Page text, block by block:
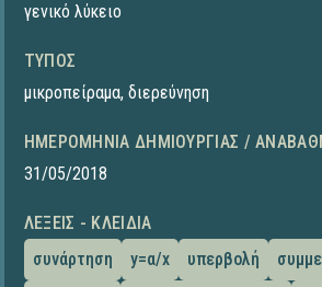
γενικό λύκειο
ΤΎΠΟΣ
μικροπείραμα, διερεύνηση
ΗΜΕΡΟΜΗΝΊΑ ΔΗΜΙΟΥΡΓΊΑΣ /
31/05/2018
ΛΈΞΕΙΣ - ΚΛΕΙΔΙΆ
συνάρτηση
y=α/x υπερβολή